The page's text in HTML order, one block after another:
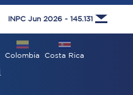
INPC Jun 2026 - 145.131
Costa Rica
Colombia